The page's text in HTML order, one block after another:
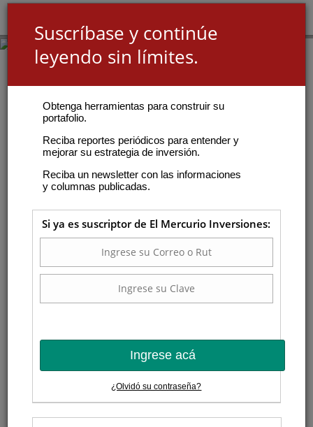
Suscríbase y continúe
leyendo sin límites.
Obtenga herramientas para construir su
portafolio.
Reciba reportes periódicos para entender y
mejorar su estrategia de inversión.
Reciba un newsletter con las informaciones
y columnas publicadas.
Si ya es suscriptor de El Mercurio Inversiones:
Ingrese acá
¿Olvidó su contraseña?